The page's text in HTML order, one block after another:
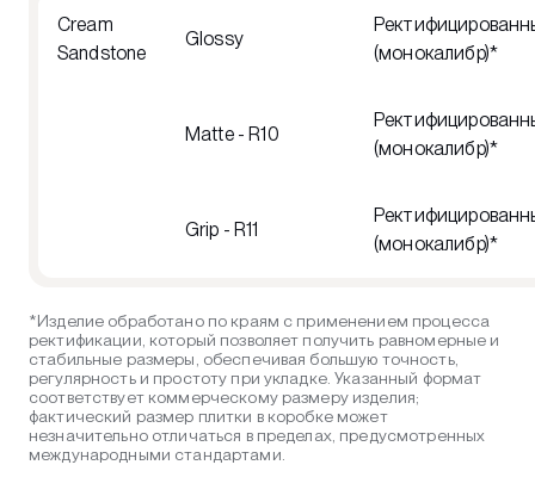
Cream
Sandstone
Glossy
(монокалибр)*
Matte - R10
(монокалибр)*
Grip - R11
(монокалибр)*
*Изделие обработано по краям с применением процесса
ректификации, который позволяет получить равномерные и
стабильные размеры, обеспечивая большую точность,
регулярность и простоту при укладке. Указанный формат
соответствует коммерческому размеру изделия;
фактический размер плитки в коробке может
незначительно отличаться в пределах, предусмотренных
международными стандартами.